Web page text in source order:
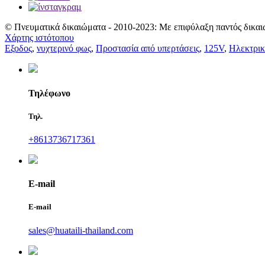
© Πνευματικά δικαιώματα - 2010-2023: Με επιφύλαξη παντός
Χάρτης ιστότοπου
Εξοδος, νυχτερινό φως, Προστασία από υπερτάσεις, 125V,
Τηλέφωνο
Τηλ.
+8613736717361
E-mail
E-mail
sales@huataili-thailand.com